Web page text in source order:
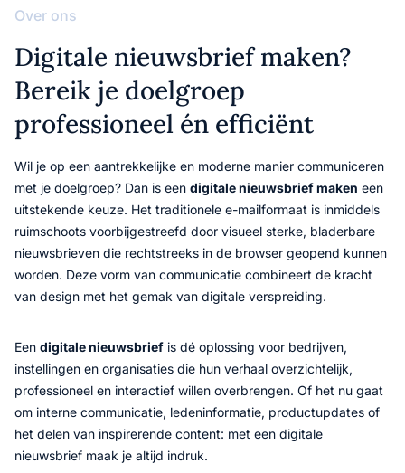
Over ons
Digitale nieuwsbrief maken?
Bereik je doelgroep
professioneel én efficiënt
Wil je op een aantrekkelijke en moderne manier communiceren
met je doelgroep? Dan is een digitale nieuwsbrief maken een
uitstekende keuze. Het traditionele e-mailformaat is inmiddels
ruimschoots voorbijgestreefd door visueel sterke, bladerbare
nieuwsbrieven die rechtstreeks in de browser geopend kunnen
worden. Deze vorm van communicatie combineert de kracht
van design met het gemak van digitale verspreiding.
Een digitale nieuwsbrief is dé oplossing voor bedrijven,
instellingen en organisaties die hun verhaal overzichtelijk,
professioneel en interactief willen overbrengen. Of het nu gaat
om interne communicatie, ledeninformatie, productupdates of
het delen van inspirerende content: met een digitale
nieuwsbrief maak je altijd indruk.